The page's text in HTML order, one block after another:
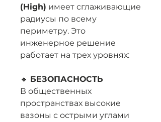
(High) имеет сглаживающие
радиусы по всему
периметру. Это
инженерное решение
работает на трех уровнях:
🔹 БЕЗОПАСНОСТЬ
В общественных
пространствах высокие
вазоны с острыми углами